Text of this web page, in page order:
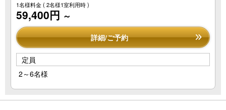
1名様料金( 2名様1室利用時 )
59,400円 ～
詳細/ご予約
定員
2～6名様